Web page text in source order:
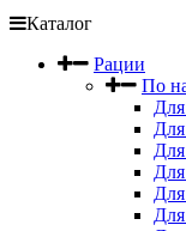
Каталог
Рации
По